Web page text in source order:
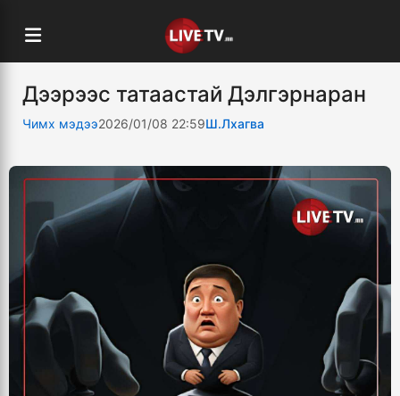
Дээрээс татаастай Дэлгэрнаран
Чимх мэдээ2026/01/08 22:59Ш.Лхагва